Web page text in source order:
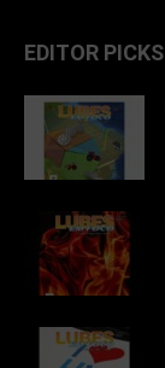
EDITOR PICKS